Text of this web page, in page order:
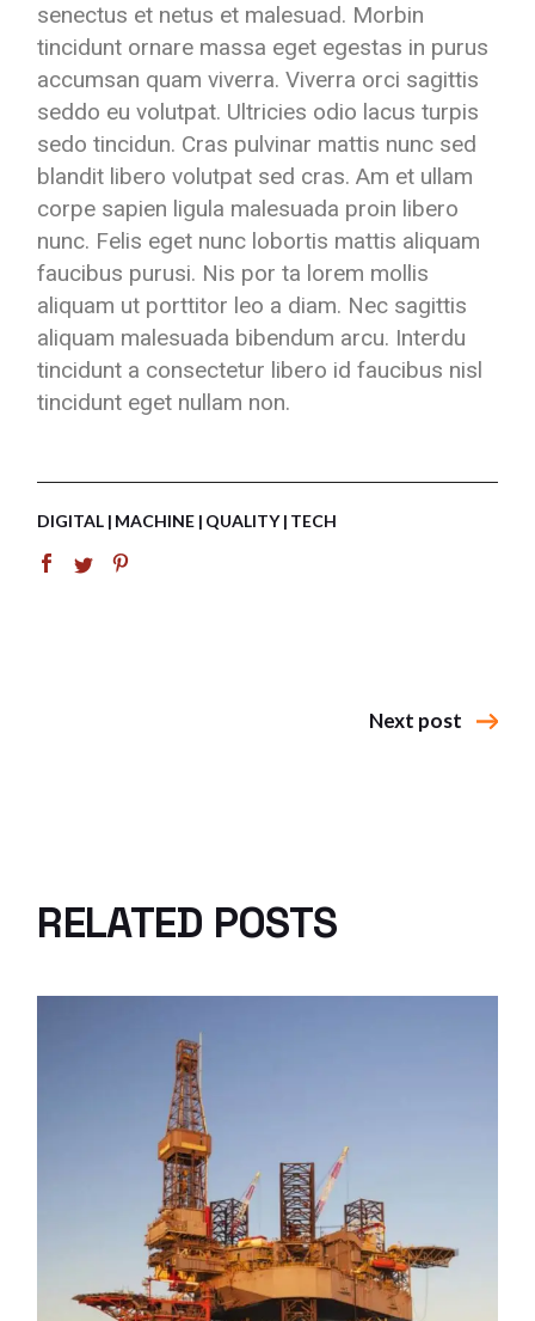
senectus et netus et malesuad. Morbin
tincidunt ornare massa eget egestas in purus
accumsan quam viverra. Viverra orci sagittis
seddo eu volutpat. Ultricies odio lacus turpis
sedo tincidun. Cras pulvinar mattis nunc sed
blandit libero volutpat sed cras. Am et ullam
corpe sapien ligula malesuada proin libero
nunc. Felis eget nunc lobortis mattis aliquam
faucibus purusi. Nis por ta lorem mollis
aliquam ut porttitor leo a diam. Nec sagittis
aliquam malesuada bibendum arcu. Interdu
tincidunt a consectetur libero id faucibus nisl
tincidunt eget nullam non.
DIGITAL MACHINE QUALITY TECH
Next post
RELATED POSTS